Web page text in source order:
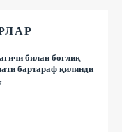
билан боғлиқ
бартараф қилинди